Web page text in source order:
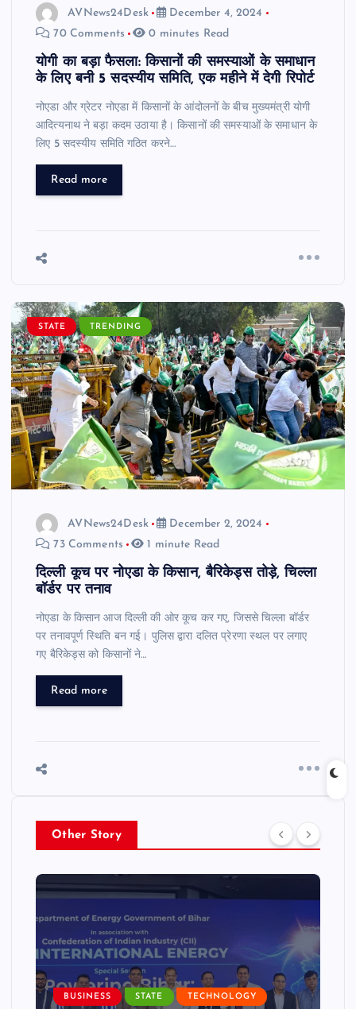
AVNews24Desk
December 4, 2024
70 Comments
0 minutes Read
योगी का बड़ा फैसला: किसानों की समस्याओं के समाधान
के लिए बनी 5 सदस्यीय समिति, एक महीने में देगी रिपोर्ट
नोएडा और ग्रेटर नोएडा में किसानों के आंदोलनों के बीच मुख्यमंत्री योगी
आदित्यनाथ ने बड़ा कदम उठाया है। किसानों की समस्याओं के समाधान के
लिए 5 सदस्यीय समिति गठित करने…
Read more
STATE TRENDING
AVNews24Desk
December 2, 2024
73 Comments
1 minute Read
दिल्ली कूच पर नोएडा के किसान, बैरिकेड्स तोड़े, चिल्ला
बॉर्डर पर तनाव
नोएडा के किसान आज दिल्ली की ओर कूच कर गए, जिससे चिल्ला बॉर्डर
पर तनावपूर्ण स्थिति बन गई। पुलिस द्वारा दलित प्रेरणा स्थल पर लगाए
गए बैरिकेड्स को किसानों ने…
Read more
Other Story
BUSINESS STATE TECHNOLOGY